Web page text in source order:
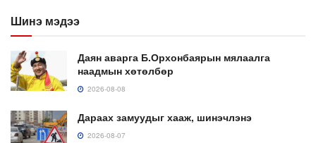
Шинэ мэдээ
Даян аварга Б.Орхонбаярын мялаалга
наадмын хөтөлбөр
2026-08-08
Дараах замуудыг хааж, шинэчлэнэ
2026-08-07